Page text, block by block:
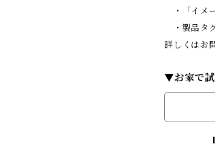
・「イメ
・製品タ
詳しくはお
▼お家で